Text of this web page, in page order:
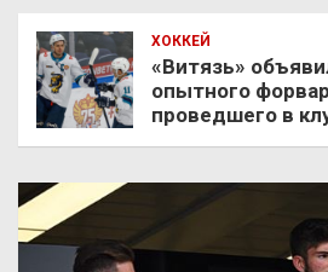
ХОККЕЙ
«Витязь»
опытного
проведшего в